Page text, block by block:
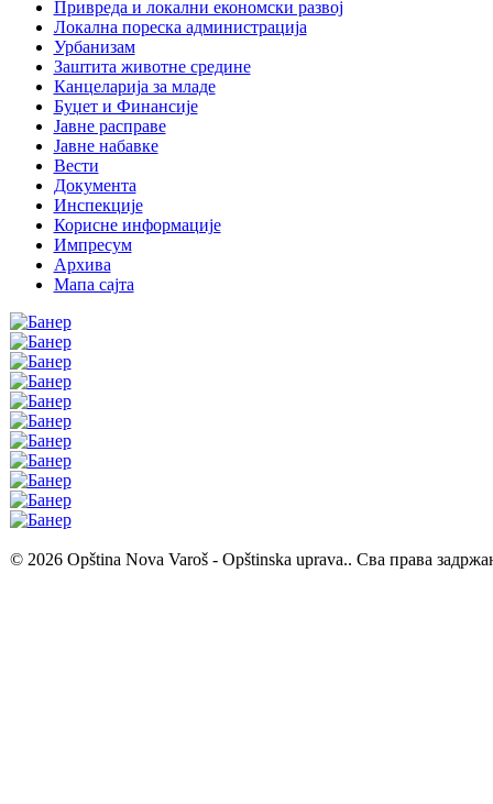
Привреда и локални економски развој
Локална пореска администрација
Урбанизам
Заштита животне средине
Канцеларија за младе
Буџет и Финансије
Јавне расправе
Јавне набавке
Вести
Документа
Инспекције
Корисне информације
Импресум
Архива
Мапа сајта
© 2026 Opština Nova Varoš - Opštinska uprava.. Сва права